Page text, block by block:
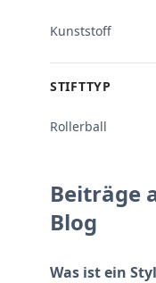
Kunststoff
STIFTTYP
Rollerball
Beiträge
Blog
Was ist ein